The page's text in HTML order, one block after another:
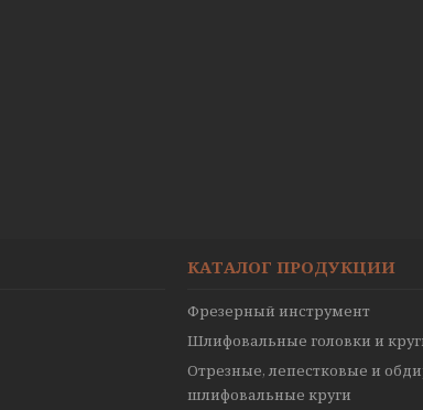
КАТАЛОГ ПРОДУКЦИИ
Фрезерный инструмент
Шлифовальные головки и
Отрезные, лепестковые и
шлифовальные круги